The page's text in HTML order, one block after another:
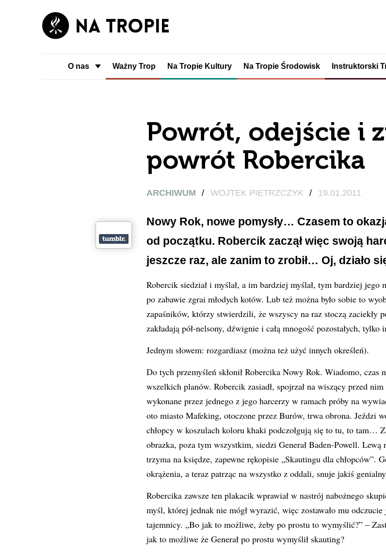
O nas Ważny Trop Na Tropie Kultury Na Tropie Środowisk Instruktorski
Powrót, odejście i
powrót Robercika
ARCHIWUM / WOJTEK PIETRZCZYK / 19.01.2011
Nowy Rok, nowe pomysły… Czasem to
od początku. Robercik zaczął więc swoją
jeszcze raz, ale zanim to zrobił… Oj, działo
Robercik siedział i myślał, a im bardziej myślał, tym bardziej jego
po zabawie zgrai młodych kotów. Lub też można było sobie to
zapaśników, którzy stwierdzili, że wszyscy na raz stoczą zaciekły
zakładają pół-nelsony, dźwignie i całą mnogość pozostałych,
Jednym słowem: rozgardiasz (można też użyć innych określeń).
Do tych przemyśleń skłonił Robercika Nowy Rok. Wiadomo, czas
wszelkich planów. Robercik zasiadł, spojrzał na wiszący przed
wykonane przez jednego z jego harcerzy w ramach próby na
oto miasto Mafeking, otoczone przez Burów, trwa obrona. Jeździ
chłopcy w koszulach koloru khaki podczołgują się to tu, to tam…
obrazka, poza tym wszystkim, siedzi Generał Baden-Powell. Lewą
trzyma na księdze, zapewne rękopisie „Skautingu dla chłopców”.
okrążenia, a teraz patrząc na wszystko z oddali, snuje jakiś
Robercika zawsze ten plakacik wprawiał w nastrój nabożnego
myśl, której jednak nie mógł wyrazić, więc zostawało mu
tajemnicy. „Bo jak to możliwe, żeby po prostu to wymyślić?” –
jak to możliwe że Generał po prostu wymyślił skauting?